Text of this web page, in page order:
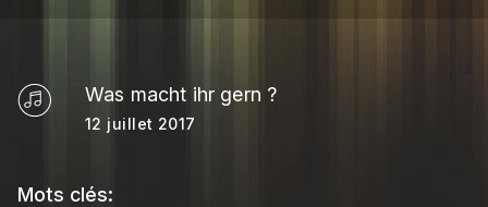
Was macht ihr gern ?
12 juillet 2017
Mots clés: